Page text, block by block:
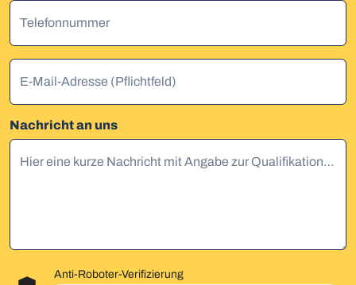
Telefonnummer
E-Mail-Adresse (Pflichtfeld)
Nachricht an uns
Hier eine kurze Nachricht mit Angabe zur Qualifikation einfügen
Anti-Roboter-Verifizierung